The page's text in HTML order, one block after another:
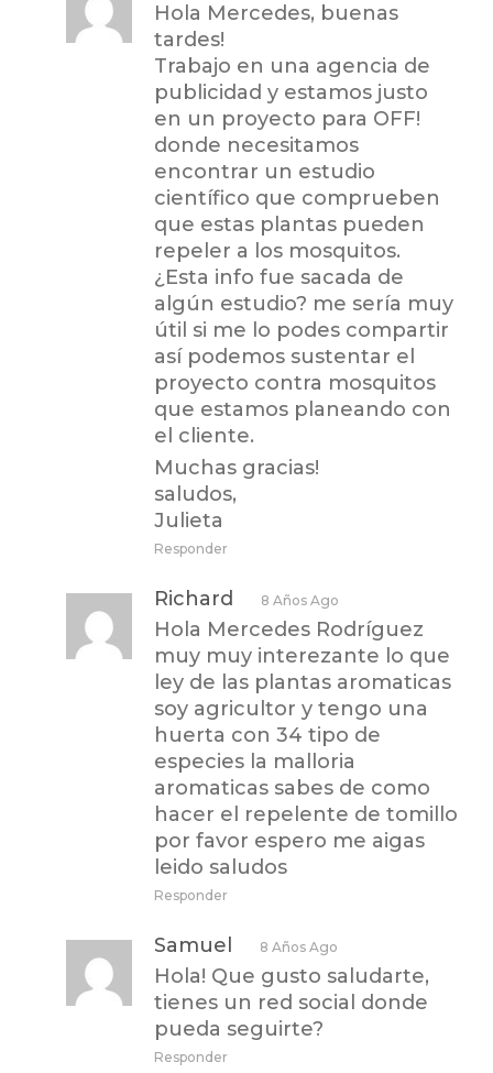
Hola Mercedes, buenas
tardes!
Trabajo en una agencia de
publicidad y estamos justo
en un proyecto para OFF!
donde necesitamos
encontrar un estudio
científico que comprueben
que estas plantas pueden
repeler a los mosquitos.
¿Esta info fue sacada de
algún estudio? me sería muy
útil si me lo podes compartir
así podemos sustentar el
proyecto contra mosquitos
que estamos planeando con
el cliente.
Muchas gracias!
saludos,
Julieta
Responder
Richard 8 Años Ago
Hola Mercedes Rodríguez
muy muy interezante lo que
ley de las plantas aromaticas
soy agricultor y tengo una
huerta con 34 tipo de
especies la malloria
aromaticas sabes de como
hacer el repelente de tomillo
por favor espero me aigas
leido saludos
Responder
Samuel 8 Años Ago
Hola! Que gusto saludarte,
tienes un red social donde
pueda seguirte?
Responder